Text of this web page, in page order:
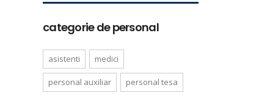
categorie de personal
asistenti medici
personal auxiliar personal tesa